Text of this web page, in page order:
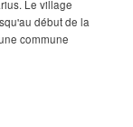
Le village
début de la
commune